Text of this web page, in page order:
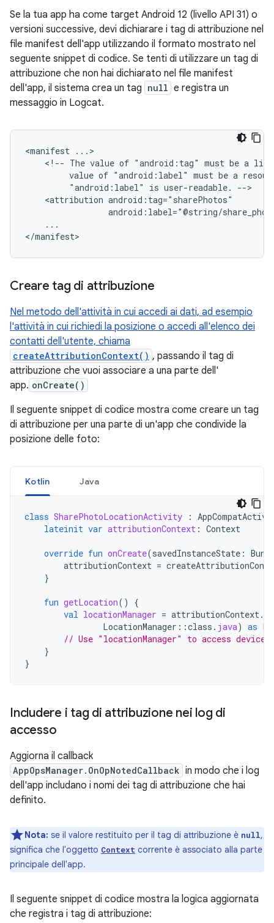
Se la tua app ha come target Android 12 (livello API 31) o
versioni successive, devi dichiarare i tag di attribuzione nel
file manifest dell'app utilizzando il formato mostrato nel
seguente snippet di codice. Se tenti di utilizzare un tag di
attribuzione che non hai dichiarato nel file manifest
dell'app, il sistema crea un tag null e registra un
messaggio in Logcat.
<manifest
<!-- The value of "android:tag" must be a
value of "android:label" must be a
"android:label"
is user-readable.
<attribution
android:label="@string/
...
</manifest>
Creare tag di attribuzione
Nel metodo dell'attività in cui accedi ai dati, ad esempio
l'attività in cui richiedi la posizione o accedi all'elenco dei
contatti dell'utente, chiama
createAttributionContext() , passando il tag di
attribuzione che vuoi associare a una parte dell'
app. onCreate()
Il seguente snippet di codice mostra come creare un tag
di attribuzione per una parte di un'app che condivide la
posizione delle foto:
Kotlin Java
class SharePhotoLocationActivity :
lateinit var attributionContext : Context
override fun onCreate(savedInstanceState :
attributionContext =
}
fun getLocation()
{
val locationManager = attributionContext.
LocationManager ::class . java) as
// Use "locationManager" to access
}
}
Includere i tag di attribuzione nei log di
accesso
Aggiorna il callback
AppOpsManager.OnOpNotedCallback in modo che i log
dell'app includano i nomi dei tag di attribuzione che hai
definito.
Nota: se il valore restituito per il tag di attribuzione è null,
significa che l'oggetto Context corrente è associato alla parte
principale dell'app.
Il seguente snippet di codice mostra la logica aggiornata
che registra i tag di attribuzione: